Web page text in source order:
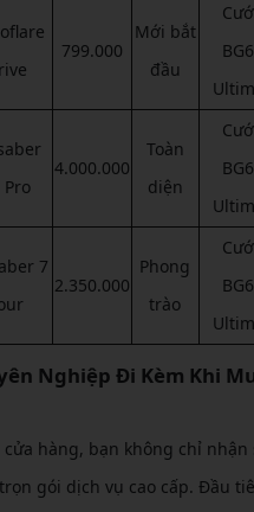
799.000
Mới bắt
đầu
Pro
4.000.000
Toàn
diện
7
2.350.000
Phong
trào
Nghiệp Đi Kèm Khi
hàng, bạn không chỉ nhận
gói dịch vụ cao cấp. Đầu